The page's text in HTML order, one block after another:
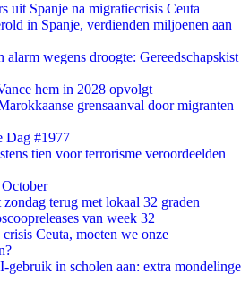
uit Spanje na migratiecrisis Ceuta
in Spanje, verdienden miljoenen aan
alarm wegens droogte: Gereedschapskist
hem in 2028 opvolgt
grensaanval door migranten
Dag #1977
tien voor terrorisme veroordeelden
terug met lokaal 32 graden
van week 32
Ceuta, moeten we onze
gebruik in scholen aan: extra mondelinge